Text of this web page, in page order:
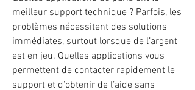
meilleur support technique ? Parfois, les
problèmes nécessitent des solutions
immédiates, surtout lorsque de l’argent
est en jeu. Quelles applications vous
permettent de contacter rapidement le
support et d’obtenir de l’aide sans